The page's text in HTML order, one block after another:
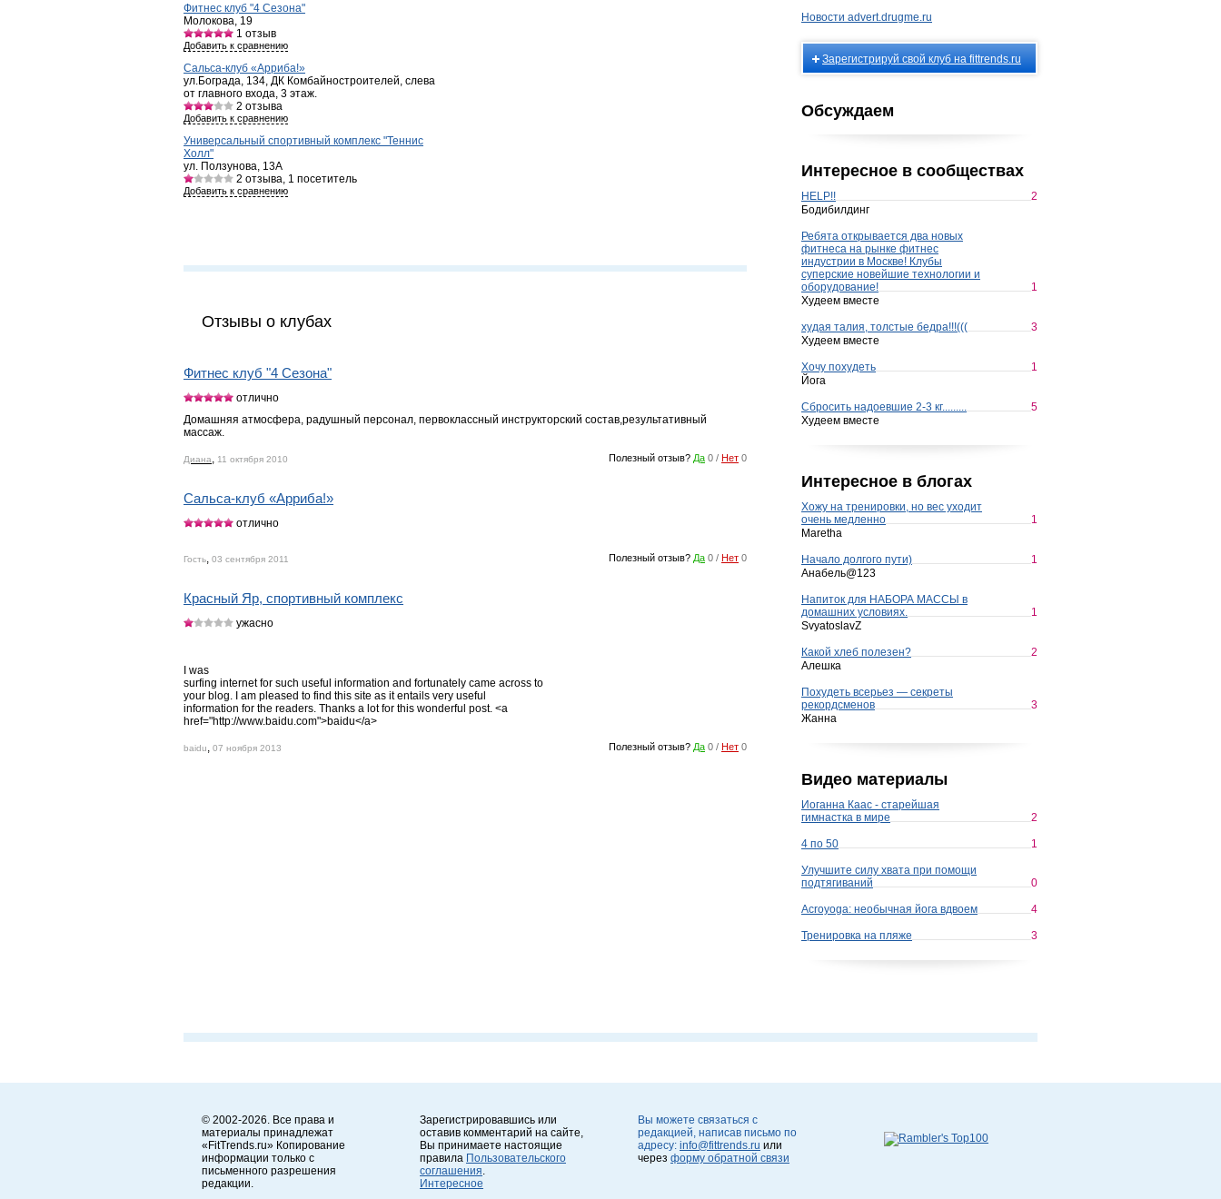
Фитнес клуб "4 Сезона"
Молокова, 19
1 отзыв
Добавить к сравнению
Сальса-клуб «Арриба!»
ул.Бограда, 134, ДК Комбайностроителей, слева
от главного входа, 3 этаж.
2 отзыва
Добавить к сравнению
Универсальный спортивный комплекс "Теннис
Холл"
ул. Ползунова, 13А
2 отзыва, 1 посетитель
Добавить к сравнению
Отзывы о клубах
Фитнес клуб "4 Сезона"
отлично
Домашняя атмосфера, радушный персонал, первоклассный инструкторский состав,результативный
массаж.
Диана 11 октября 2010 Полезный отзыв? Да 0 / Нет 0
Сальса-клуб «Арриба!»
отлично
Гость 03 сентября 2011 Полезный отзыв? Да 0 / Нет 0
Красный Яр, спортивный комплекс
ужасно
I was
surfing internet for such useful information and fortunately came across to
your blog. I am pleased to find this site as it entails very useful
information for the readers. Thanks a lot for this wonderful post. <a
href="http://www.baidu.com">baidu</a>
baidu 07 ноября 2013 Полезный отзыв? Да 0 / Нет 0
Новости advert.drugme.ru
Зарегистрируй свой клуб на fittrends.ru
Обсуждаем
Интересное в сообществах
HELP!!
2
Бодибилдинг
Ребята открывается два новых
фитнеса на рынке фитнес
индустрии в Москве! Клубы
суперские новейшие технологии и
оборудование!
1
Худеем вместе
худая талия, толстые бедра!!!(((
3
Худеем вместе
Хочу похудеть
1
Йога
Сбросить надоевшие 2-3 кг.........
5
Худеем вместе
Интересное в блогах
Хожу на тренировки, но вес уходит
очень медленно
1
Maretha
Начало долгого пути)
1
Анабель@123
Напиток для НАБОРА МАССЫ в
домашних условиях.
1
SvyatoslavZ
Какой хлеб полезен?
2
Алешка
Похудеть всерьез — секреты
рекордсменов
3
Жанна
Видео материалы
Иоганна Каас - старейшая
гимнастка в мире
2
4 по 50 1
Улучшите силу хвата при помощи
подтягиваний
0
Acroyoga: необычная йога вдвоем 4
Тренировка на пляже 3
© 2002-2026. Все права и
материалы принадлежат
«FitTrends.ru» Копирование
информации только с
письменного разрешения
редакции.
Зарегистрировавшись или
оставив комментарий на сайте,
Вы принимаете настоящие
правила Пользовательского
соглашения
Интересное
Вы можете связаться с
редакцией, написав письмо по
адресу: info@fittrends.ru или
через форму обратной связи